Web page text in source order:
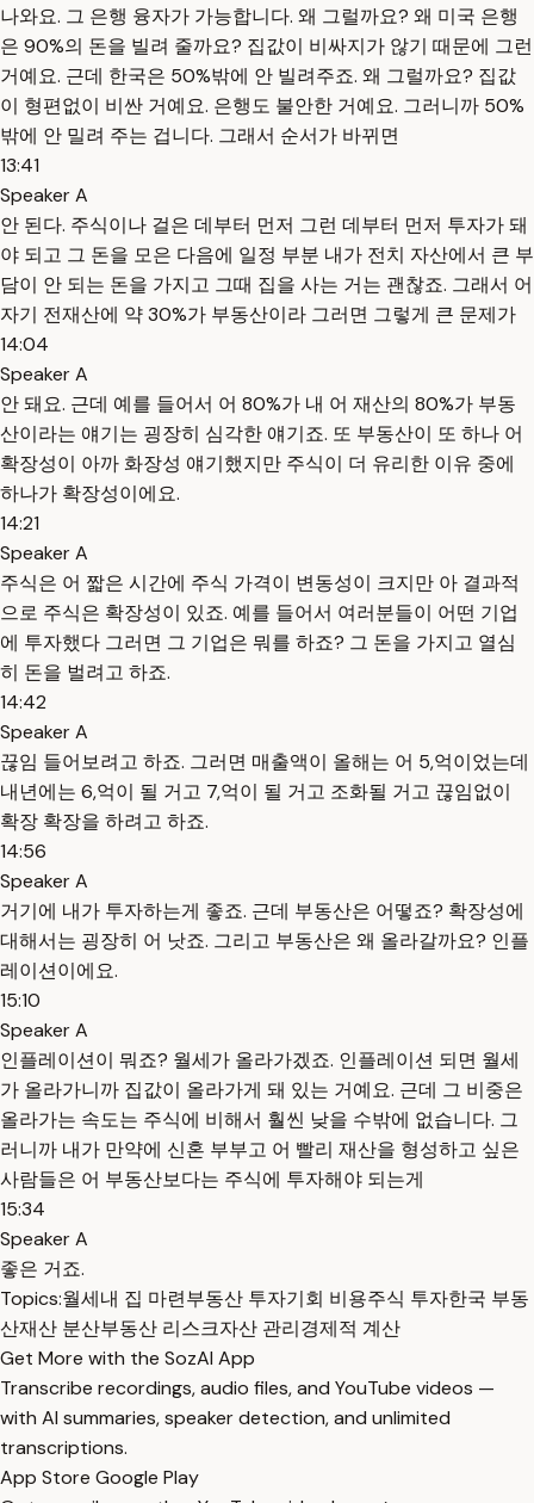
나와요. 그 은행 융자가 가능합니다. 왜 그럴까요? 왜 미국 은행
은 90%의 돈을 빌려 줄까요? 집값이 비싸지가 않기 때문에 그런
거예요. 근데 한국은 50%밖에 안 빌려주죠. 왜 그럴까요? 집값
이 형편없이 비싼 거예요. 은행도 불안한 거예요. 그러니까 50%
밖에 안 밀려 주는 겁니다. 그래서 순서가 바뀌면
13:41
Speaker A
안 된다. 주식이나 걸은 데부터 먼저 그런 데부터 먼저 투자가 돼
야 되고 그 돈을 모은 다음에 일정 부분 내가 전치 자산에서 큰 부
담이 안 되는 돈을 가지고 그때 집을 사는 거는 괜찮죠. 그래서 어
자기 전재산에 약 30%가 부동산이라 그러면 그렇게 큰 문제가
14:04
Speaker A
안 돼요. 근데 예를 들어서 어 80%가 내 어 재산의 80%가 부동
산이라는 얘기는 굉장히 심각한 얘기죠. 또 부동산이 또 하나 어
확장성이 아까 화장성 얘기했지만 주식이 더 유리한 이유 중에
하나가 확장성이에요.
14:21
Speaker A
주식은 어 짧은 시간에 주식 가격이 변동성이 크지만 아 결과적
으로 주식은 확장성이 있죠. 예를 들어서 여러분들이 어떤 기업
에 투자했다 그러면 그 기업은 뭐를 하죠? 그 돈을 가지고 열심
히 돈을 벌려고 하죠.
14:42
Speaker A
끊임 들어보려고 하죠. 그러면 매출액이 올해는 어 5,억이었는데
내년에는 6,억이 될 거고 7,억이 될 거고 조화될 거고 끊임없이
확장 확장을 하려고 하죠.
14:56
Speaker A
거기에 내가 투자하는게 좋죠. 근데 부동산은 어떻죠? 확장성에
대해서는 굉장히 어 낫죠. 그리고 부동산은 왜 올라갈까요? 인플
레이션이에요.
15:10
Speaker A
인플레이션이 뭐죠? 월세가 올라가겠죠. 인플레이션 되면 월세
가 올라가니까 집값이 올라가게 돼 있는 거예요. 근데 그 비중은
올라가는 속도는 주식에 비해서 훨씬 낮을 수밖에 없습니다. 그
러니까 내가 만약에 신혼 부부고 어 빨리 재산을 형성하고 싶은
사람들은 어 부동산보다는 주식에 투자해야 되는게
15:34
Speaker A
좋은 거죠.
Topics:월세내 집 마련부동산 투자기회 비용주식 투자한국 부동
산재산 분산부동산 리스크자산 관리경제적 계산
Get More with the SozAI App
Transcribe recordings, audio files, and YouTube videos —
with AI summaries, speaker detection, and unlimited
transcriptions.
App Store Google Play